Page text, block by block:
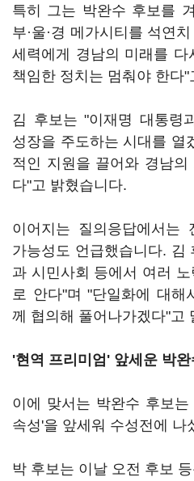
특히 그는 박완수 후보를
부·울·경 메가시티를 석연
세력에게 경남의 미래를
책임한 정치는 멈춰야 한다
김 후보는 "이재명 대통령
성장을 주도하는 시대를 열
적인 지원을 끌어와 경남
다"고 밝혔습니다.
이어지는 질의응답에서는
가능성도 언급했습니다. 김
과 시민사회 등에서 여러
로 안다"며 "단일화에 대해
께 협의해 풀어나가겠다"고
'현역 프리미엄' 앞세운 박
이에 맞서는 박완수 후보
속성'을 앞세워 수성전에 나
박 후보는 이날 오전 후보